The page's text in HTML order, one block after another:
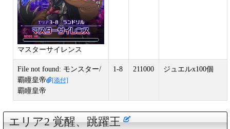
マスターサイレンス
File not found: モンスター/
覇瞳皇帝
[添付]
覇瞳皇帝
1-8 211000 ジュエルx100個
エリア2 覚醒、跳躍王